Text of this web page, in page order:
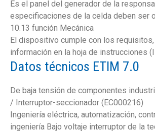
Es el panel del generador de la
especificaciones de la celda deben ser
10.13 función Mecánica
El dispositivo cumple con los
información en la hoja de instrucciones
Datos técnicos ETIM 7.0
De baja tensión de componentes
/ Interruptor-seccionador (EC000216)
Ingeniería eléctrica, automatización,
ingeniería Bajo voltaje interruptor de la